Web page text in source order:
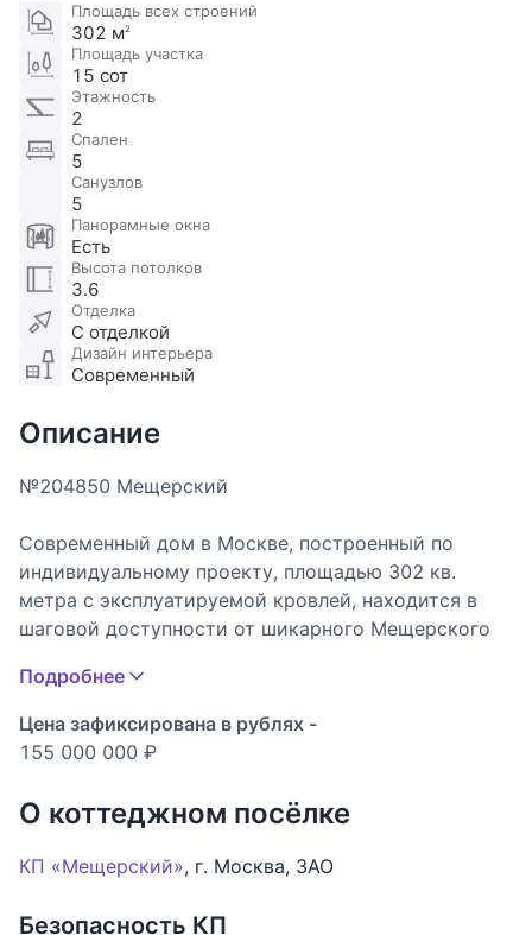
Площадь всех строений
302 м2
Площадь участка
15 сот
Этажность
2
Спален
5
Санузлов
5
Панорамные окна
Есть
Высота потолков
3.6
Отделка
С отделкой
Дизайн интерьера
Современный
Описание
№204850 Мещерский
Современный дом в Москве, построенный по
индивидуальному проекту, площадью 302 кв.
метра с эксплуатируемой кровлей, находится в
шаговой доступности от шикарного Мещерского
лиственницей. Планировочное решение и дизайн
интерьера разработаны в соответствии с
современными стандартами и выполнены очень
решений для климата Москвы.
Планировка включает 5 спален, включая мастер-
спальню с собственным санузлом и балконом,
гостиную со столовой на первом этаже, кухню-
Подробнее
Цена зафиксирована в рублях -
155 000 000 ₽
О коттеджном посёлке
КП «Мещерский», г. Москва, ЗАО
Безопасность КП